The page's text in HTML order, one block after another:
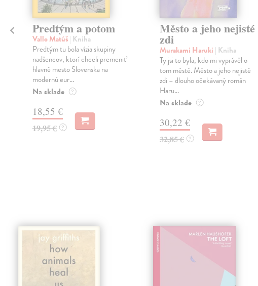
Predtým a potom
Vallo Matúš| Kniha
Predtým tu bola vízia skupiny
nadšencov, ktorí chceli premeniť
hlavné mesto Slovenska na
modernú eur...
Na sklade ?
18,55 €
19,95 € ?
Město a jeho nejisté
zdi
Murakami Haruki | Kniha
Ty jsi to byla, kdo mi vyprávěl o
tom městě. Město a jeho nejisté
zdi – dlouho očekávaný román
Haru...
Na sklade ?
30,22 €
32,85 € ?